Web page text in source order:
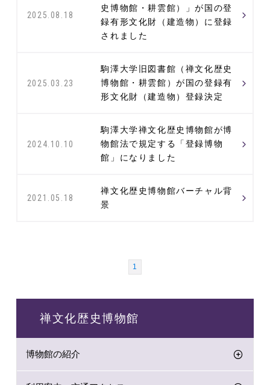
2025.08.18
史博物館・耕雲館）」が国の登
録有形文化財（建造物）に登録
されました
2025.03.23
駒澤大学旧図書館（禅文化歴史
博物館・耕雲館）が国の登録有
形文化財（建造物）登録決定
2024.10.10
駒澤大学禅文化歴史博物館が博
物館法で規定する「登録博物
館」になりました
2021.05.18
禅文化歴史博物館バーチャル背
景
1
禅文化歴史博物館
博物館の紹介